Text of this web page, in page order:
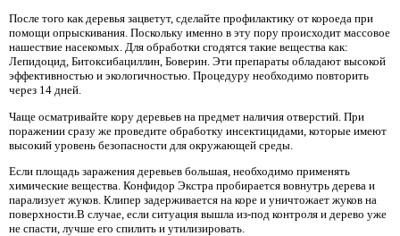
После того как деревья зацветут, сделайте профилактику от короеда при
помощи опрыскивания. Поскольку именно в эту пору происходит массовое
нашествие насекомых. Для обработки сгодятся такие вещества как:
Лепидоцид, Битоксибациллин, Боверин. Эти препараты обладают высокой
эффективностью и экологичностью. Процедуру необходимо повторить
через 14 дней.
Чаще осматривайте кору деревьев на предмет наличия отверстий. При
поражении сразу же проведите обработку инсектицидами, которые имеют
высокий уровень безопасности для окружающей среды.
Если площадь заражения деревьев большая, необходимо применять
химические вещества. Конфидор Экстра пробирается вовнутрь дерева и
парализует жуков. Клипер задерживается на коре и уничтожает жуков на
поверхности.В случае, если ситуация вышла из-под контроля и дерево уже
не спасти, лучше его спилить и утилизировать.